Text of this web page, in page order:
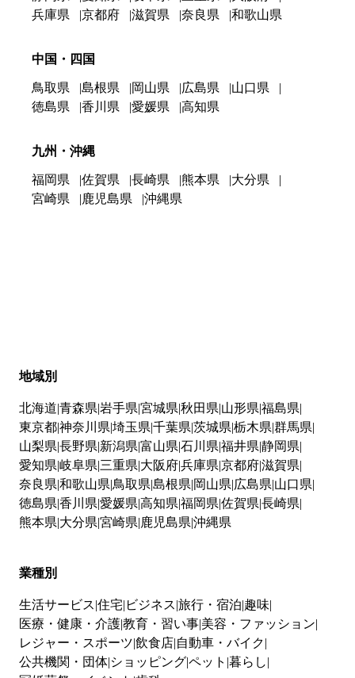
兵庫県
京都府 滋賀県 奈良県 和歌山県
中国・四国
鳥取県 島根県 岡山県 広島県
山口県
徳島県
香川県 愛媛県 高知県
九州・沖縄
福岡県 佐賀県 長崎県 熊本県
大分県
宮崎県
鹿児島県 沖縄県
地域別
北海道 青森県 岩手県 宮城県 秋田県 山形県 福島県
東京都神奈川県 埼玉県 千葉県 茨城県 栃木県 群馬県
山梨県 長野県 新潟県 富山県 石川県 福井県 静岡県
愛知県 岐阜県 三重県 大阪府兵庫県 京都府滋賀県
奈良県 和歌山県 鳥取県 島根県 岡山県 広島県 山口県
徳島県 香川県 愛媛県 高知県 福岡県 佐賀県 長崎県
熊本県 大分県 宮崎県 鹿児島県 沖縄県
業種別
生活サービス 住宅 ビジネス 旅行・宿泊 趣味
医療・健康・介護教育・習い事 美容・ファッション
レジャー・スポーツ 飲食店 自動車・バイク
公共機関・団体 ショッピングペット 暮らし